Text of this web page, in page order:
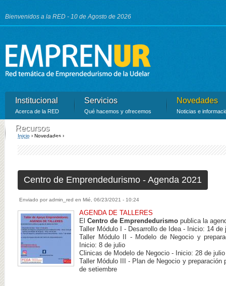
Bienvenidos a la RED - 10 de Agosto de 2026
Institucional
Acerca de la RED
Servicios
Qué hacemos y ofrecemos
Novedades
Noticias e
Recursos
Recursos de la RED
Inicio › Novedades ›
Centro de Emprendedurismo - Agenda 2021
Enviado poradmin_red enMié, 06/23/2021 - 10:24
AGENDA DE TALLERES
El Centro de Emprendedurismo publica la
Taller Módulo I - Desarrollo de Idea - Inicio: 14 de
Taller Módulo II - Modelo de Negocio y
Inicio: 8 de julio
Clinicas de Modelo de Negocio - Inicio: 28 de julio
Taller Módulo III - Plan de Negocio y preparación
de setiembre